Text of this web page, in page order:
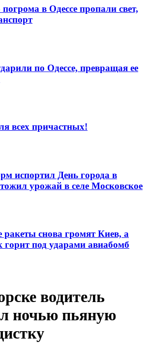
в Одессе пропали свет,
по Одессе, превращая ее
всех причастных!
испортил День города в
урожай в селе Московское
ракеты снова громят Киев, а
горит под ударами авиабомб
водитель
ночью пьяную